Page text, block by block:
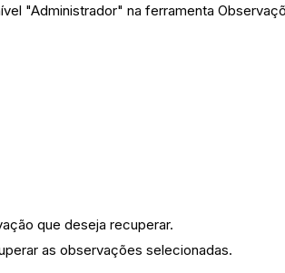
"Administrador" na ferramenta
que deseja recuperar.
as observações selecionadas.